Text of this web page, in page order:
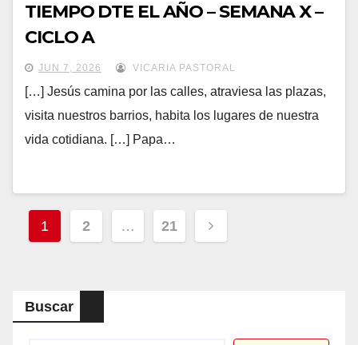
TIEMPO DTE EL AÑO – SEMANA X –
CICLO A
JUN 7, 2026 VICARIA PASTORAL
[…] Jesús camina por las calles, atraviesa las plazas,
visita nuestros barrios, habita los lugares de nuestra
vida cotidiana. […] Papa…
Paginación
entradas
1 2 … 21
Buscar